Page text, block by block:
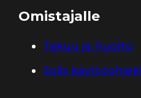
Omistajalle
Takuu ja huolto
Solis